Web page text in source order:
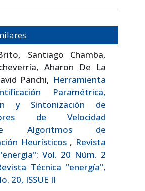
Santiago Chamba,
Aharon De La
Panchi, Herramienta
Paramétrica,
y Sintonización de
de Velocidad
Algoritmos de
Heurísticos , Revista
Vol. 20 Núm. 2
Técnica "energía",
20, ISSUE II